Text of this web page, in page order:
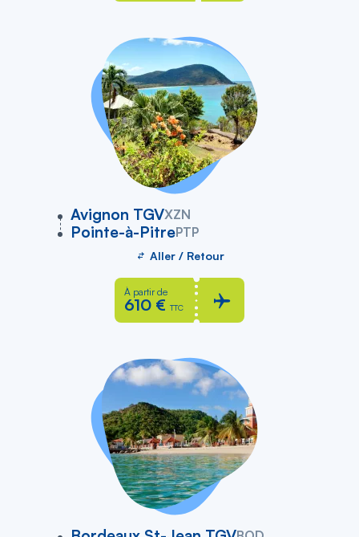
Avignon TGVXZN
vers
Pointe-à-PitrePTP
Aller / Retour
À partir de
610 € TTC